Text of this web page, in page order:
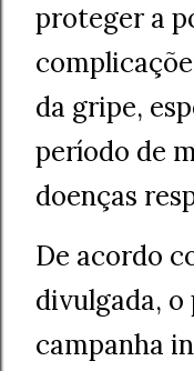
proteger a
da gripe,
período de
doenças
De acordo
divulgada,
campanha